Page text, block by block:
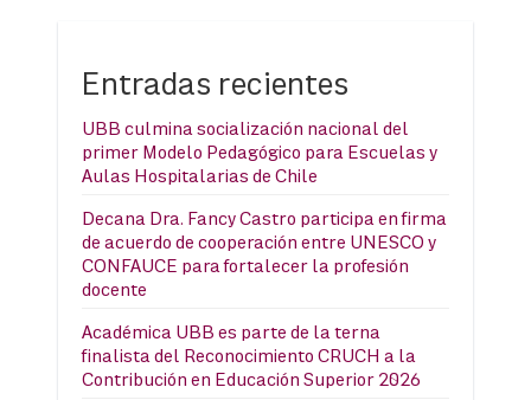
Entradas recientes
UBB culmina socialización nacional del
primer Modelo Pedagógico para Escuelas y
Aulas Hospitalarias de Chile
Decana Dra. Fancy Castro participa en firma
de acuerdo de cooperación entre UNESCO y
CONFAUCE para fortalecer la profesión
docente
Académica UBB es parte de la terna
finalista del Reconocimiento CRUCH a la
Contribución en Educación Superior 2026